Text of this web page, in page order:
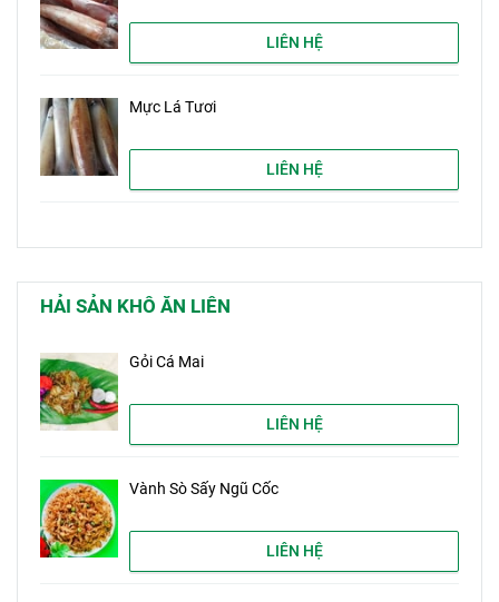
LIÊN HỆ
Mực Lá Tươi
LIÊN HỆ
HẢI SẢN KHÔ ĂN LIÊN
Gỏi Cá Mai
LIÊN HỆ
Vành Sò Sấy Ngũ Cốc
LIÊN HỆ